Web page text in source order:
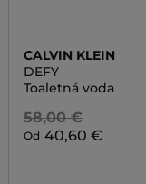
CALVIN KLEIN
DEFY
Toaletná voda
58,00 €
Od 40,60 €